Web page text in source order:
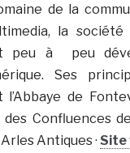
de la
la
peu à peu
Ses
de
Confluences
Antiques · Site